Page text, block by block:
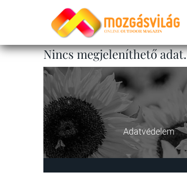
Nincs megjeleníthető adat.
Adatvédelem